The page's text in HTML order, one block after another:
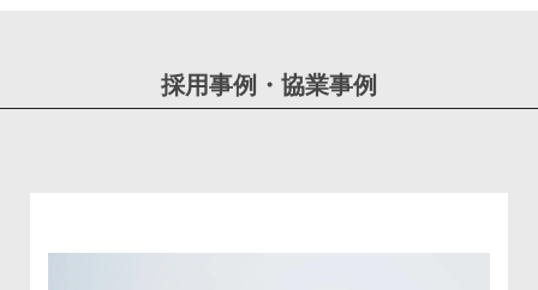
採用事例・協業事例